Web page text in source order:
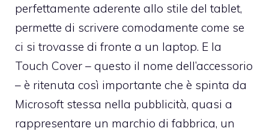
perfettamente aderente allo stile del tablet,
permette di scrivere comodamente come se
ci si trovasse di fronte a un laptop. E la
Touch Cover – questo il nome dell’accessorio
– è ritenuta così importante che è spinta da
Microsoft stessa nella pubblicità, quasi a
rappresentare un marchio di fabbrica, un